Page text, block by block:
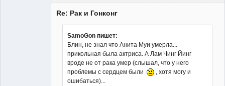
Re: Рак и Гонконг
SamoGon пишет:
Блин, не знал что Анита Муи умерла...
прикольная была актриса. А Лам Чинг Йинг
вроде не от рака умер (слышал, что у него
проблемы с сердцем были
, хотя могу и
ошибаться)...